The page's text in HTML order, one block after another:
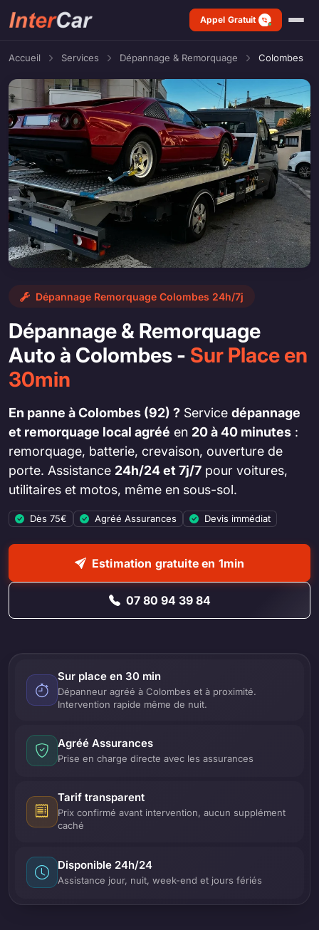
Appel Gratuit
Accueil Services Dépannage & Remorquage Colombes
Dépannage Remorquage Colombes 24h/7j
Dépannage & Remorquage
Auto à Colombes - Sur Place en
30min
En panne à Colombes (92) ? Service dépannage
et remorquage local agréé en 20 à 40 minutes :
remorquage, batterie, crevaison, ouverture de
porte. Assistance 24h/24 et 7j/7 pour voitures,
utilitaires et motos, même en sous-sol.
Dès 75€ Agréé Assurances Devis immédiat
Estimation gratuite en 1min
07 80 94 39 84
Sur place en 30 min
Dépanneur agréé à Colombes et à proximité.
Intervention rapide même de nuit.
Agréé Assurances
Prise en charge directe avec les assurances
Tarif transparent
Prix confirmé avant intervention, aucun supplément
caché
Disponible 24h/24
Assistance jour, nuit, week-end et jours fériés